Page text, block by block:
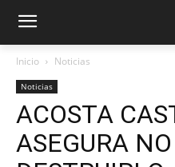
Inicio Noticias
Noticias
ACOSTA
ASEGURA